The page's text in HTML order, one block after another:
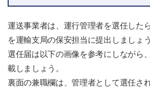
運送事業者は、運行管理者を選任した
を運輸支局の保安担当に提出しましょう
選任届は以下の画像を参考にしながら
載しましょう。
裏面の兼職欄は、管理者として選任さ